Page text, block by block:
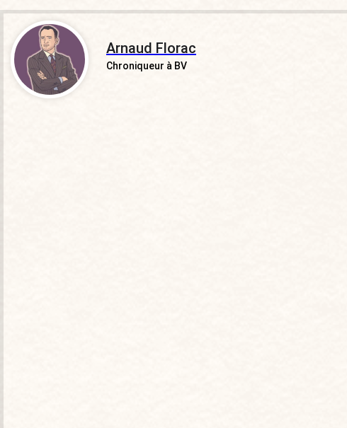
Arnaud Florac
Chroniqueur à BV